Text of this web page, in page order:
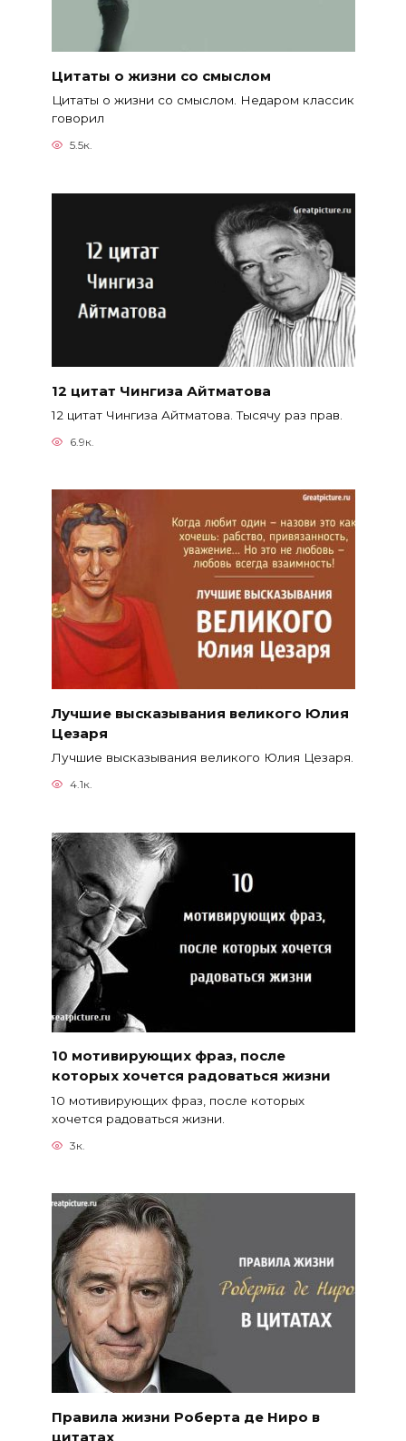
Цитаты о жизни со смыслом
Цитаты о жизни со смыслом. Недаром классик
говорил
5.5к.
12 цитат Чингиза Айтматова
12 цитат Чингиза Айтматова. Тысячу раз прав.
6.9к.
Лучшие высказывания великого Юлия
Цезаря
Лучшие высказывания великого Юлия Цезаря.
4.1к.
10 мотивирующих фраз, после
которых хочется радоваться жизни
10 мотивирующих фраз, после которых
хочется радоваться жизни.
3к.
Правила жизни Роберта де Ниро в
цитатах